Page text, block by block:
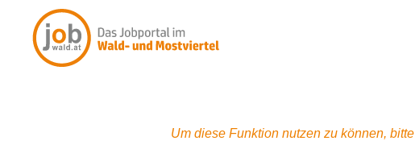
Um diese Funktion nutzen zu können,